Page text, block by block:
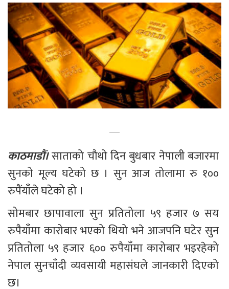
काठमाडौं। साताको चौथो दिन बुधबार नेपाली बजारमा
सुनको मूल्य घटेको छ । सुन आज तोलामा रु १००
रुपैंयाँले घटेको हो ।
सोमबार छापावाला सुन प्रतितोला ५९ हजार ७ सय
रुपैयाँमा कारोबार भएको थियो भने आजपनि घटेर सुन
प्रतितोला ५९ हजार ६०० रुपैयाँमा कारोबार भइरहेको
नेपाल सुनचाँदी व्यवसायी महासंघले जानकारी दिएको
छ।